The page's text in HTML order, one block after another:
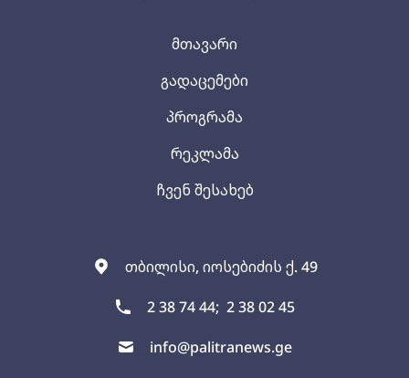
თბილისი, იოსებიძის ქ. 49
2 38 74 44; 2 38 02 45
info@palitranews.ge
მთავარი
გადაცემები
პროგრამა
რეკლამა
ჩვენ შესახებ